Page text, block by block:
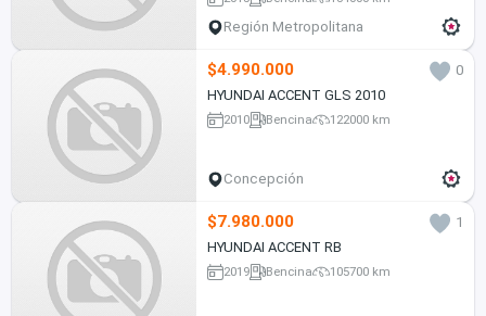
Región Metropolitana
$4.990.000
0
HYUNDAI ACCENT GLS 2010
2010 Bencina 122000 km
Concepción
$7.980.000
1
HYUNDAI ACCENT RB
2019 Bencina 105700 km